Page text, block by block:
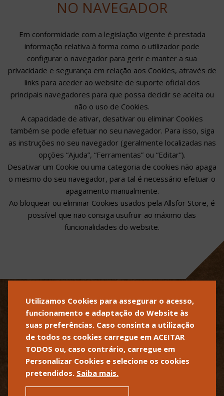
NO NAVEGADOR
Em conformidade com a legislação vigente é prestada
informação relativa à forma como o utilizador pode
configurar o navegador para gerir e manter a sua
privacidade e segurança em relação aos Cookies, através de
links para aceder ao website de suporte oficial dos
principais navegadores para que possa decidir se aceita ou
não o uso de Cookies.
A capacidade de ativar, desativar ou eliminar Cookies
também se pode efetuar no seu navegador. Para isso, siga
as instruções no seu navegador (geralmente localizadas nas
opções “Ajuda”, “Ferramentas” ou “Editar”).
Desativar um Cookie ou uma categoria de cookies não apaga
o mesmo do seu navegador, para tal é necessário efetuar o
apagamento manualmente.
Ao bloquear ou eliminar Cookies usados pela Allsfor Store, é
possível que não consiga usufruir ao máximo das
funcionalidades do website.
POLÍTICA DE PRIVACIDADE
POLÍTICA DE COOKIES
TERMOS E CONDIÇÕES DE
SOBRE A ALLSFOR CONTACTOS
CHAMADA PARA REDE FIXA
Utilizamos Cookies para assegurar o acesso,
funcionamento e adaptação do Website às
suas preferências. Caso consinta a utilização
de todos os cookies carregue em ACEITAR
TODOS ou, caso contrário, carregue em
Personalizar Cookies e selecione os cookies
pretendidos. Saiba mais.